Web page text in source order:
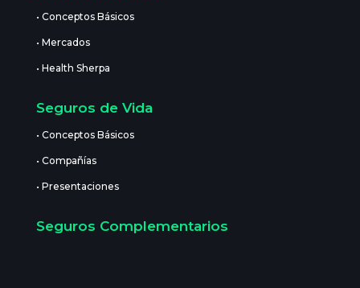
• Conceptos Básicos
• Mercados
• Health Sherpa
Seguros de Vida
• Conceptos Básicos
• Compañías
• Presentaciones
Seguros Complementarios